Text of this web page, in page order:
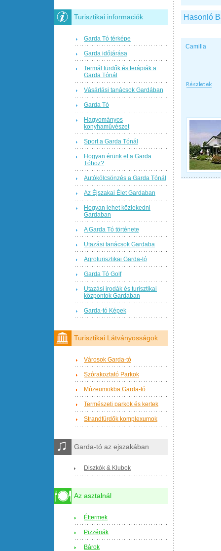
Hasonló
Camilla
Turisztikai informaciók
Garda Tó térképe
Garda időjárása
Termál fürdők és terápiák a
Garda Tónál
Vásárlási tanácsok Gardában
Garda Tó
Hagyományos
konyhaművészet
Sport a Garda Tónál
Hogyan érünk el a Garda
Tóhoz?
Autókölcsönzés a Garda Tónál
Az Éjszakai Élet Gardaban
Hogyan lehet közlekedni
Gardaban
A Garda Tó története
Utazási tanácsok Gardaba
Agroturisztikai Garda-tó
Garda Tó Golf
Utazási irodák és turisztikai
központok Gardaban
Garda-tó Képek
Turisztikai Látványosságok
Városok Garda-tó
Szórakoztató Parkok
Múzeumokba Garda-tó
Természeti parkok és kertek
Strandfürdők komplexumok
Garda-tó az ejszakában
Diszkók & Klubok
Az asztalnál
Éttermek
Pizzériák
Bárok